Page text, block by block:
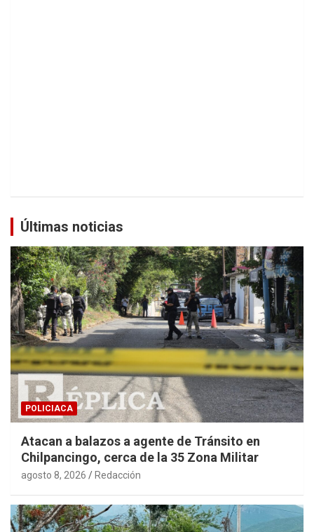
Últimas noticias
POLICIACA
Atacan a balazos a agente de Tránsito en
Chilpancingo, cerca de la 35 Zona Militar
agosto 8, 2026 Redacción